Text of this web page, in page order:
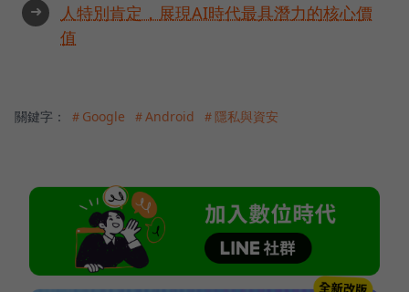
➜
人特別肯定，展現AI時代最具潛力的核心價
值
關鍵字： ＃Google ＃Android ＃隱私與資安